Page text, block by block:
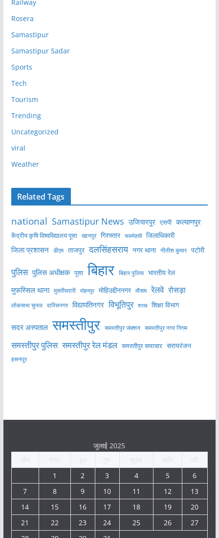
Railway
Rosera
Samastipur
Samastipur Sadar
Sports
Tech
Tourism
Trending
Uncategorized
viral
Weather
Related Tags
national Samastipur News उजियारपुर एसपी कल्याणपुर
केंद्रीय कृषि विश्वविद्यालय पूसा खानपुर गिरफ्तार चकमेहसी जिलाधिकारी
जिला प्रशासन डीएम ताजपुर दलसिंहसराय नगर थाना नीतीश कुमार पटोरी
पुलिस पुलिस अधीक्षक पूसा बिहार बिहार पुलिस भारतीय रेल
मुफस्सिल थाना मुसरीघरारी मोहनपुर मोहिउद्दीननगर मौसम रेलवे रोसड़ा
लोकसभा चुनाव वारिसनगर विद्यापतिनगर विभूतिपुर शराब शिक्षा विभाग
सदर अस्पताल समस्तीपुर समस्तीपुर जंक्शन समस्तीपुर नगर निगम
समस्तीपुर पुलिस समस्तीपुर रेल मंडल समस्तीपुर समाचार सरायरंजन
हसनपुर
जुलाई 2025
1
2 3 4 5
6
7
8 9 10 11 12
13
14
15 16 17 18 19
20
21
22 23 24 25 26
27